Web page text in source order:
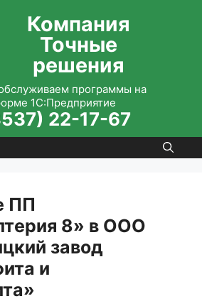
Компания
Точные
решения
программы на
1С:Предприятие
22-17-67
ПП
8» в ООО
завод
и